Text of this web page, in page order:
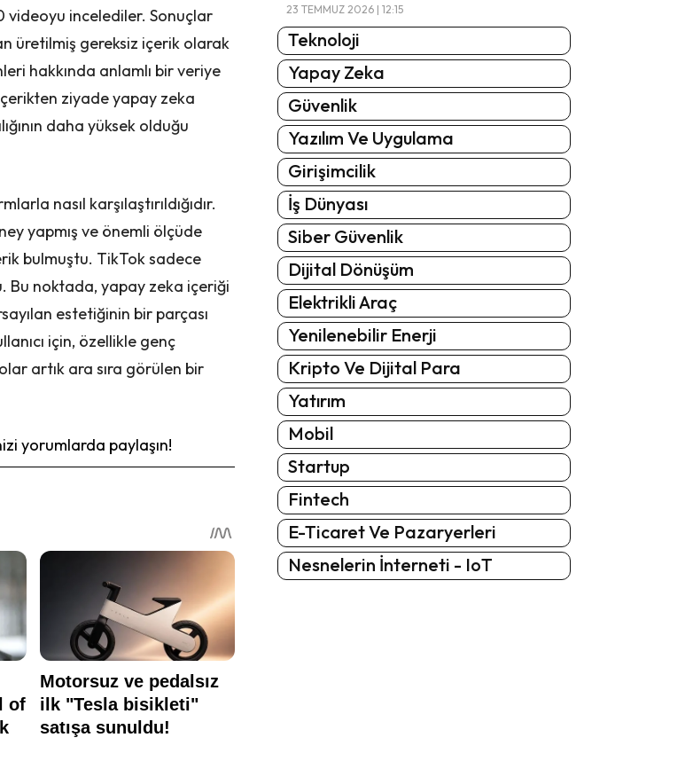
videoyu incelediler. Sonuçlar
üretilmiş gereksiz içerik olarak
​​hakkında anlamlı bir veriye
ziyade yapay zeka
daha yüksek olduğu
nasıl karşılaştırıldığıdır.
yapmış ve önemli ölçüde
bulmuştu. TikTok sadece
noktada, yapay zeka içeriği
estetiğinin bir parçası
için, özellikle genç
artık ara sıra görülen bir
yorumlarda paylaşın!
23 TEMMUZ 2026 | 12:15
Teknoloji
Yapay Zeka
Güvenlik
Yazılım Ve Uygulama
Girişimcilik
İş Dünyası
Siber Güvenlik
Dijital Dönüşüm
Elektrikli Araç
Yenilenebilir Enerji
Kripto Ve Dijital Para
Yatırım
Mobil
Startup
Fintech
E-Ticaret Ve Pazaryerleri
Nesnelerin İnterneti - IoT